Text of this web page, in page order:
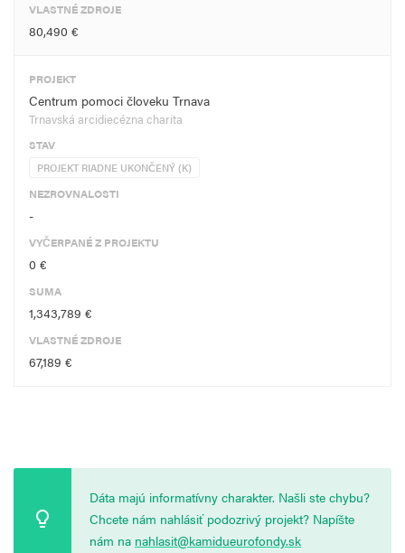
VLASTNÉ ZDROJE
80,490 €
PROJEKT
Centrum pomoci človeku Trnava
Trnavská arcidiecézna charita
STAV
PROJEKT RIADNE UKONČENÝ (K)
NEZROVNALOSTI
-
VYČERPANÉ Z PROJEKTU
0 €
SUMA
1,343,789 €
VLASTNÉ ZDROJE
67,189 €
Dáta majú informatívny charakter. Našli ste chybu?
Chcete nám nahlásiť podozrivý projekt? Napíšte
nám na nahlasit@kamidueurofondy.sk